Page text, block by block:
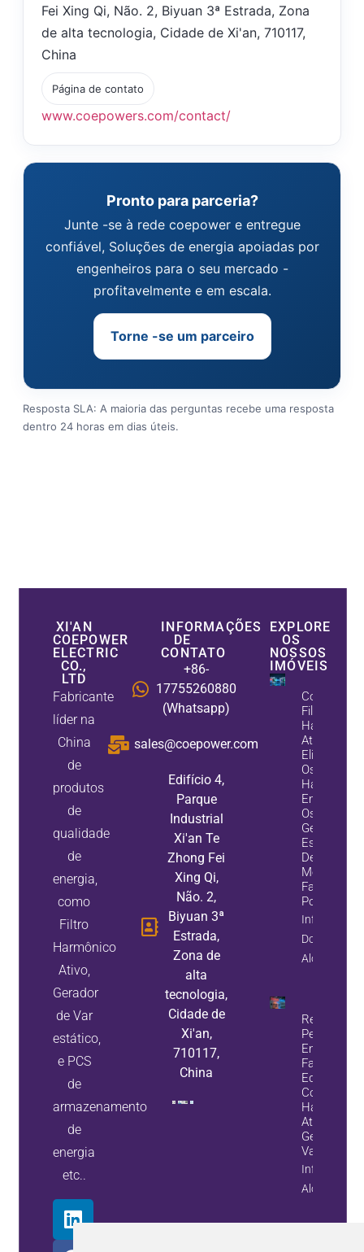
Fei Xing Qi, Não. 2, Biyuan 3ª Estrada, Zona
de alta tecnologia, Cidade de Xi'an, 710117,
China
Página de contato
www.coepowers.com/contact/
Pronto para parceria?
Junte -se à rede coepower e entregue
confiável, Soluções de energia apoiadas por
engenheiros para o seu mercado -
profitavelmente e em escala.
Torne -se um parceiro
Resposta SLA: A maioria das perguntas recebe uma resposta
dentro 24 horas em dias úteis.
XI'AN
COEPOWER
ELECTRIC
CO.,
LTD
Fabricante
líder na
China
de
produtos
de
qualidade
de
energia,
como
Filtro
Harmônico
Ativo,
Gerador
de Var
estático,
e PCS
de
armazenamento
de
energia
etc..
INFORMAÇÕES
DE
CONTATO
+86-
17755260880
(Whatsapp)
sales@coepower.com
Edifício 4,
Parque
Industrial
Xi'an Te
Zhong Fei
Xing Qi,
Não. 2,
Biyuan 3ª
Estrada,
Zona de
alta
tecnologia,
Cidade de
Xi'an,
710117,
China
EXPLORE
OS
NOSSOS
IMÓVEIS
Como Os
Filtros
Ativos
Eliminam
Os
Enquanto
Os
Geradores
Estáticos
De Var
Melhoram
Fator De
Potência
Informação
Do
Alojamento
Reduza A
Perda De
Energia E
Falhas De
Com Filtros
Ativos E
Geradores
Var
Informação
Alojamento